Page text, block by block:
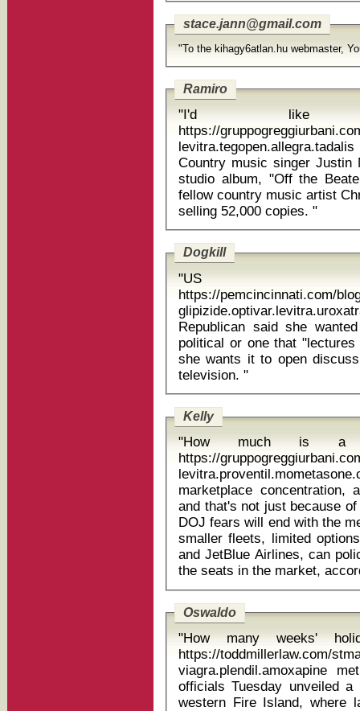
stace.jann@gmail.com
"To the kihagy6atlan.hu webmaster,
Ramiro
"I'd like
https://
Country music singer
studio album, "Off the
fellow country music artist
selling 52,000 copies. "
Dogkill
"US
https://pemcincinnati.com/
glipizide.optivar.levitra.uroxatral
Republican said she
political or one that
she wants it to open
television. "
Kelly
"How much is a
https://
marketplace concentration,
and that's not just because
DOJ fears will end with the
smaller fleets, limited
and JetBlue Airlines, can
Oswaldo
"How many weeks'
https://toddmillerlaw.com/
viagra.plendil.amoxapine
officials Tuesday unveiled
western Fire Island, where